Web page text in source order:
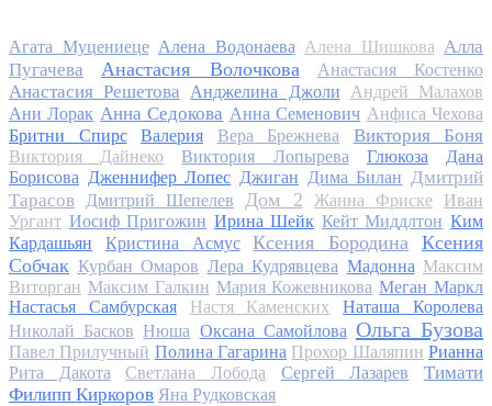
Агата Муцениеце Алена Водонаева Алена Шишкова Алла
Пугачева
Анастасия Волочкова Анастасия Костенко
Анастасия Решетова Анджелина Джоли
Андрей Малахов
Ани Лорак Анна Седокова Анна Семенович Анфиса Чехова
Бритни Спирс
Валерия Вера Брежнева Виктория Боня
Виктория Дайнеко Виктория Лопырева Глюкоза
Дана
Борисова Дженнифер Лопес Джиган Дима Билан Дмитрий
Тарасов
Дмитрий Шепелев Дом 2 Жанна Фриске
Иван
Ургант Иосиф Пригожин Ирина Шейк Кейт Миддлтон Ким
Кардашьян
Кристина Асмус Ксения Бородина
Ксения
Собчак Курбан Омаров Лера Кудрявцева Мадонна Максим
Виторган Максим Галкин Мария Кожевникова Меган Маркл
Настасья Самбурская
Настя Каменских
Наташа Королева
Николай Басков Нюша Оксана Самойлова Ольга Бузова
Павел Прилучный Полина Гагарина Прохор Шаляпин Рианна
Рита Дакота
Светлана Лобода Сергей Лазарев
Тимати
Филипп Киркоров Яна Рудковская